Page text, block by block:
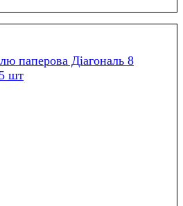
паперова Діагональ 8
шт